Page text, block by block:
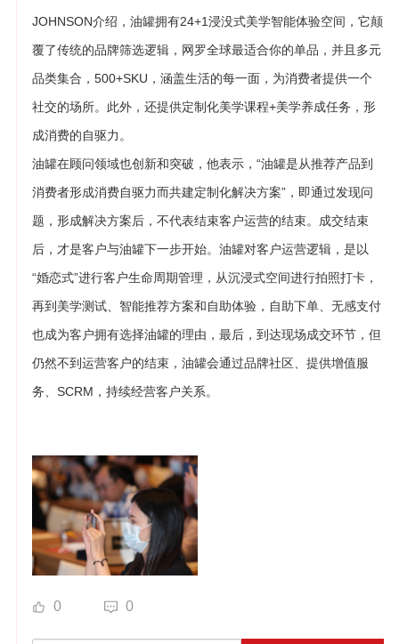
JOHNSON介绍，油罐拥有24+1浸没式美学智能体验空间，它颠
覆了传统的品牌筛选逻辑，网罗全球最适合你的单品，并且多元
品类集合，500+SKU，涵盖生活的每一面，为消费者提供一个
社交的场所。此外，还提供定制化美学课程+美学养成任务，形
成消费的自驱力。
油罐在顾问领域也创新和突破，他表示，“油罐是从推荐产品到
消费者形成消费自驱力而共建定制化解决方案”，即通过发现问
题，形成解决方案后，不代表结束客户运营的结束。成交结束
后，才是客户与油罐下一步开始。油罐对客户运营逻辑，是以
“婚恋式”进行客户生命周期管理，从沉浸式空间进行拍照打卡，
再到美学测试、智能推荐方案和自助体验，自助下单、无感支付
也成为客户拥有选择油罐的理由，最后，到达现场成交环节，但
仍然不到运营客户的结束，油罐会通过品牌社区、提供增值服
务、SCRM，持续经营客户关系。
0 0